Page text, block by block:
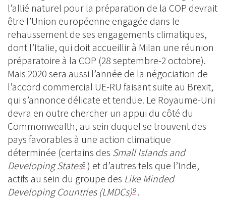
l’allié naturel pour la préparation de la COP devrait
être l’Union européenne engagée dans le
rehaussement de ses engagements climatiques,
dont l’Italie, qui doit accueillir à Milan une réunion
préparatoire à la COP (28 septembre-2 octobre).
Mais 2020 sera aussi l’année de la négociation de
l’accord commercial UE-RU faisant suite au Brexit,
qui s’annonce délicate et tendue. Le Royaume-Uni
devra en outre chercher un appui du côté du
Commonwealth, au sein duquel se trouvent des
pays favorables à une action climatique
déterminée (certains des Small Islands and
Developing States8 ) et d’autres tels que l’Inde,
actifs au sein du groupe des Like Minded
Developing Countries (LMDCs)9 .